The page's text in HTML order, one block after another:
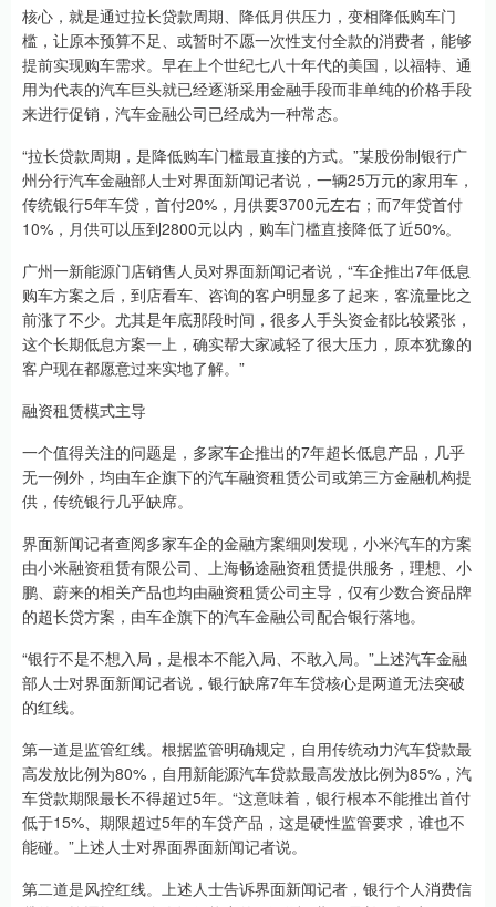
核心，就是通过拉长贷款周期、降低月供压力，变相降低购车门
槛，让原本预算不足、或暂时不愿一次性支付全款的消费者，能够
提前实现购车需求。早在上个世纪七八十年代的美国，以福特、通
用为代表的汽车巨头就已经逐渐采用金融手段而非单纯的价格手段
来进行促销，汽车金融公司已经成为一种常态。
“拉长贷款周期，是降低购车门槛最直接的方式。”某股份制银行广
州分行汽车金融部人士对界面新闻记者说，一辆25万元的家用车，
传统银行5年车贷，首付20%，月供要3700元左右；而7年贷首付
10%，月供可以压到2800元以内，购车门槛直接降低了近50%。
广州一新能源门店销售人员对界面新闻记者说，“车企推出7年低息
购车方案之后，到店看车、咨询的客户明显多了起来，客流量比之
前涨了不少。尤其是年底那段时间，很多人手头资金都比较紧张，
这个长期低息方案一上，确实帮大家减轻了很大压力，原本犹豫的
客户现在都愿意过来实地了解。”
融资租赁模式主导
一个值得关注的问题是，多家车企推出的7年超长低息产品，几乎
无一例外，均由车企旗下的汽车融资租赁公司或第三方金融机构提
供，传统银行几乎缺席。
界面新闻记者查阅多家车企的金融方案细则发现，小米汽车的方案
由小米融资租赁有限公司、上海畅途融资租赁提供服务，理想、小
鹏、蔚来的相关产品也均由融资租赁公司主导，仅有少数合资品牌
的超长贷方案，由车企旗下的汽车金融公司配合银行落地。
“银行不是不想入局，是根本不能入局、不敢入局。”上述汽车金融
部人士对界面新闻记者说，银行缺席7年车贷核心是两道无法突破
的红线。
第一道是监管红线。根据监管明确规定，自用传统动力汽车贷款最
高发放比例为80%，自用新能源汽车贷款最高发放比例为85%，汽
车贷款期限最长不得超过5年。“这意味着，银行根本不能推出首付
低于15%、期限超过5年的车贷产品，这是硬性监管要求，谁也不
能碰。”上述人士对界面界面新闻记者说。
第二道是风控红线。上述人士告诉界面新闻记者，银行个人消费信